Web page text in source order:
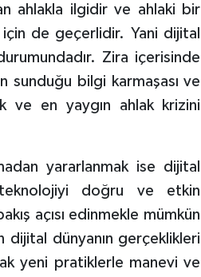
ahlakla ilgidir ve ahlaki bir
de geçerlidir. Yani dijital
Zira içerisinde
sunduğu bilgi karmaşası ve
ve en yaygın ahlak krizini
yararlanmak ise dijital
teknolojiyi doğru ve etkin
açısı edinmekle mümkün
dijital dünyanın gerçeklikleri
yeni pratiklerle manevi ve